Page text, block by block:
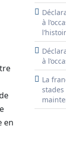
en
à
à
La
stades